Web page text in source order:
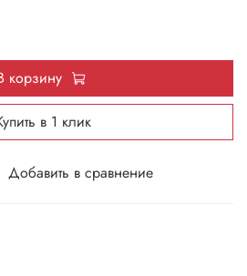
Добавить в сравнение
корзину
в 1 клик